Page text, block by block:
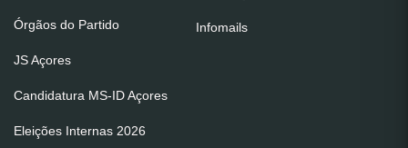
Órgãos do Partido
JS Açores
Candidatura MS-ID Açores
Eleições Internas 2026
Infomails